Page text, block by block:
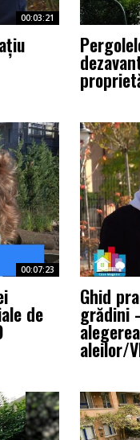
00:03:21
00:07:23
de
Ghid
grădini
aleilor/